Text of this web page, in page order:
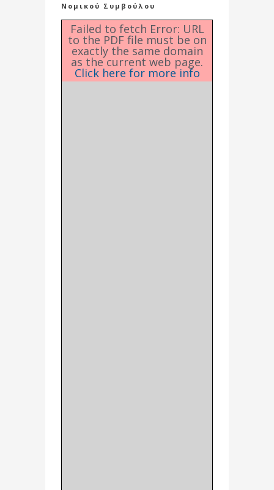
Νομικού Συμβούλου
Failed to fetch Error: URL
to the PDF file must be on
exactly the same domain
as the current web page.
Click here for more info